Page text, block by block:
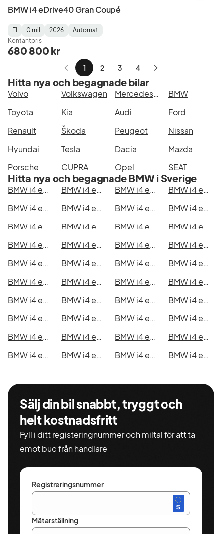
BMW i4 eDrive40 Gran Coupé
Fuel
Type:
El
Mätarställning:
0 mil
Model
Year:
2026
Gearbox
Type:
Automat
Kontantpris
680 800 kr
1 2 3 4
Nästa
Hitta nya och begagnade bilar
Volvo Volkswagen Mercedes-Benz
BMW
Toyota
Kia Audi
Ford
Renault
Škoda Peugeot
Nissan
Hyundai
Tesla Dacia
Mazda
Porsche
CUPRA Opel SEAT
Hitta nya och begagnade BMW i Sverige
BMW i4 eDrive40 Gran Coupé i Stockholm BMW i4 eDrive40 Gran Coupé i Göteborg BMW i4 eDrive40 Gran Coupé i Helsingborg
BMW i4 eDrive40 Gran Coupé i Jönköping
BMW i4 eDrive40 Gran Coupé i Malmö
BMW i4 eDrive40 Gran Coupé i Örebro BMW i4 eDrive40 Gran Coupé i Norrköping
BMW i4 eDrive40 Gran Coupé i Linköping
BMW i4 eDrive40 Gran Coupé i Uppsala
BMW i4 eDrive40 Gran Coupé i Västerås BMW i4 eDrive40 Gran Coupé i Halmstad
BMW i4 eDrive40 Gran Coupé i Växjö
BMW i4 eDrive40 Gran Coupé i Eskilstuna
BMW i4 eDrive40 Gran Coupé i Kalmar BMW i4 eDrive40 Gran Coupé i Karlskrona
BMW i4 eDrive40 Gran Coupé i Karlstad
BMW i4 eDrive40 Gran Coupé i Kristianstad
BMW i4 eDrive40 Gran Coupé i Sundsvall BMW i4 eDrive40 Gran Coupé i Umeå
BMW i4 eDrive40 Gran Coupé i Varberg
BMW i4 eDrive40 Gran Coupé i Borås
BMW i4 eDrive40 Gran Coupé i Falkenberg BMW i4 eDrive40 Gran Coupé i Gävle
BMW i4 eDrive40 Gran Coupé i Luleå
BMW i4 eDrive40 Gran Coupé i Lund
BMW i4 eDrive40 Gran Coupé i Mönsterås BMW i4 eDrive40 Gran Coupé i Uddevalla
BMW i4 eDrive40 Gran Coupé i Västervik
BMW i4 eDrive40 Gran Coupé i Ystad
BMW i4 eDrive40 Gran Coupé i Östersund BMW i4 eDrive40 Gran Coupé i Borlänge
BMW i4 eDrive40 Gran Coupé i Kiruna
BMW i4 eDrive40 Gran Coupé i Nyköping
BMW i4 eDrive40 Gran Coupé i Oskarshamn BMW i4 eDrive40 Gran Coupé i Sigtuna
BMW i4 eDrive40 Gran Coupé i Skellefteå
BMW i4 eDrive40 Gran Coupé i Skövde
BMW i4 eDrive40 Gran Coupé i Trollhättan BMW i4 eDrive40 Gran Coupé i Alingsås BMW i4 eDrive40 Gran Coupé i Båstad
Sälj din bil snabbt, tryggt och
helt kostnadsfritt
Fyll i ditt registeringnummer och miltal för att ta
emot bud från handlare
Registreringsnummer
Mätarställning